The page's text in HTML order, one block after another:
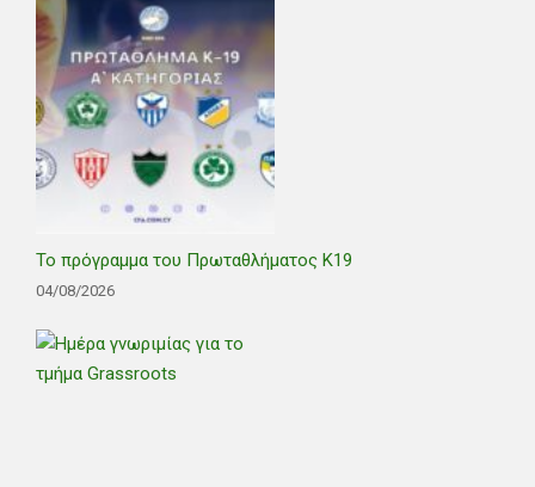
Το πρόγραμμα του Πρωταθλήματος Κ19
04/08/2026